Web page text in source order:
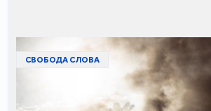
СВОБОДА СЛОВА